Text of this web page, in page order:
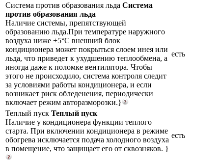
Система против образования льда Система
против образования льда
Наличие системы, препятствующей
образованию льда.При температуре наружного
воздуха ниже +5°С внешний блок
кондиционера может покрыться слоем инея или
льда, что приведет к ухудшению теплообмена, а
иногда даже к поломке вентилятора. Чтобы
этого не происходило, система контроля следит
за условиями работы кондиционера, и если
возникает риск обледенения, периодически
включает режим авторазморозки.}
есть
Теплый пуск Теплый пуск
Наличие у кондиционера функции теплого
старта. При включении кондиционера в режиме
обогрева исключается подача холодного воздуха
в помещение, что защищает его от сквозняков. }
есть